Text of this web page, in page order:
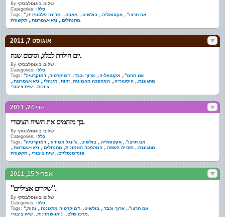
By שלום בוגוסלבסקי
Categories: כללי
Tags:
"אם תרצו"., אקטואליה., בולשיט., מאבק., מדינה פלסטינית,
מתנחלים., ניאו-שמרנות., תקשורת.
אוגוסט 7, 2011
יום הולדת לבלוג, וסיכום שנה.
By שלום בוגוסלבסקי
Categories: כללי
Tags:
"אם תרצו"., אקטואליה., ארוך וכבד., דמוקרטיה, דמוקרטיה
מתגוננת., היסטוריה., המהפכה האמונית,זהות, מינהלי., ניאו-שמרנות.,
ציונות., שיח ציבורי.
יוני 24, 2011
כך מזהמים את השיח הציבורי.
By שלום בוגוסלבסקי
Categories: כללי
Tags:
"אם תרצו"., אקטואליה., בולשיט., ג'ונגל המידע., דמוקרטיה
מתגוננת., הזניית השפה., המהפכה האמונית, מתנחלים., ניאו-שמרנות.,
פונדמנטליזם., שיח ציבורי., תקשורת.
אפריל 15, 2011
"שקרים אציליים".
By שלום בוגוסלבסקי
Categories: כללי
Tags:
"אם תרצו"., ארוך וכבד., בולשיט., דמוקרטיה מתגוננת.,זהות,
מרכז שלם., ניאו-שמרנות., שיח ציבורי.